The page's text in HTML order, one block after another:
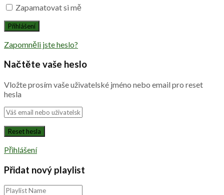
Zapamatovat si mě
Zapomněli jste heslo?
Načtěte vaše heslo
Vložte prosím vaše uživatelské jméno nebo email pro reset
hesla
Přihlášení
Přidat nový playlist